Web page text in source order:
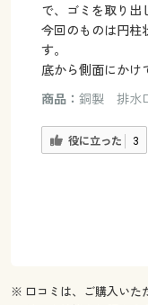
で、ゴミを取り出
今回のものは円柱
す。
底から側面にかけ
商品： 銅製 排水
役に立った 3
※ 口コミは、ご購入いた